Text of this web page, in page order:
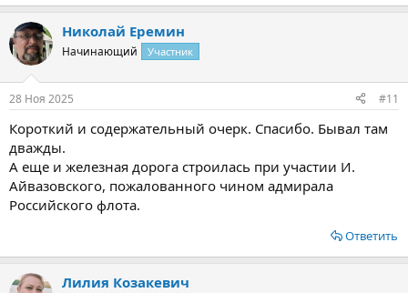
Николай Еремин
Начинающий Участник
28 Ноя 2025 #11
Короткий и содержательный очерк. Спасибо. Бывал там
дважды.
А еще и железная дорога строилась при участии И.
Айвазовского, пожалованного чином адмирала
Российского флота.
Ответить
Лилия Козакевич